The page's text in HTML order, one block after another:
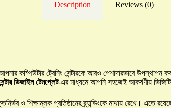
Description Reviews (0)
কম্পিউটার ট্রেনিং সেন্টারকে আরও পেশাদারভাবে উপস্থাপন
ডিজাইন টেমপ্লেট-এর মাধ্যমে আপনি সহজেই আকর্ষণীয় ভিজিটিং
ও শিক্ষামূলক প্রতিষ্ঠানের ব্র্যান্ডিংকে মাথায় রেখে।